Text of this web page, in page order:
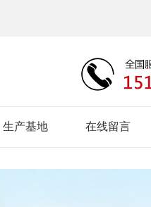
生产基地 在线留言